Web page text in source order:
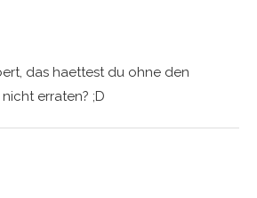
das haettest du ohne den
erraten? ;D